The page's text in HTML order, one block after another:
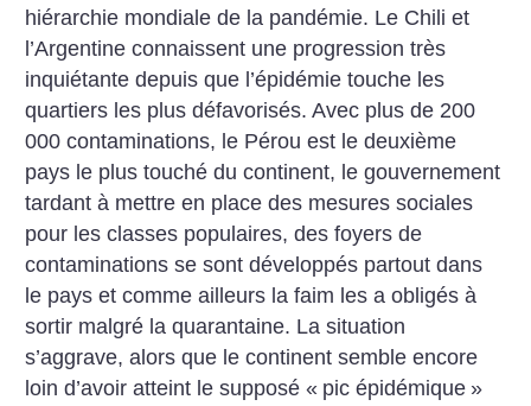
hiérarchie mondiale de la pandémie. Le Chili et
l’Argentine connaissent une progression très
inquiétante depuis que l’épidémie touche les
quartiers les plus défavorisés. Avec plus de 200
000 contaminations, le Pérou est le deuxième
pays le plus touché du continent, le gouvernement
tardant à mettre en place des mesures sociales
pour les classes populaires, des foyers de
contaminations se sont développés partout dans
le pays et comme ailleurs la faim les a obligés à
sortir malgré la quarantaine. La situation
s’aggrave, alors que le continent semble encore
loin d’avoir atteint le supposé « pic épidémique »